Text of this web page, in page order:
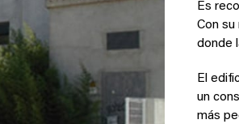
Es
Con su
donde
El
un
más